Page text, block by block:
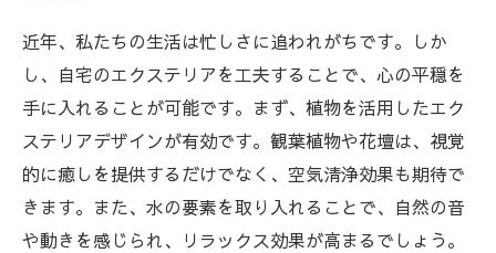
近年、私たちの生活は忙しさに追われがちです。しか
し、自宅のエクステリアを工夫することで、心の平穏を
手に入れることが可能です。まず、植物を活用したエク
ステリアデザインが有効です。観葉植物や花壇は、視覚
的に癒しを提供するだけでなく、空気清浄効果も期待で
きます。また、水の要素を取り入れることで、自然の音
や動きを感じられ、リラックス効果が高まるでしょう。